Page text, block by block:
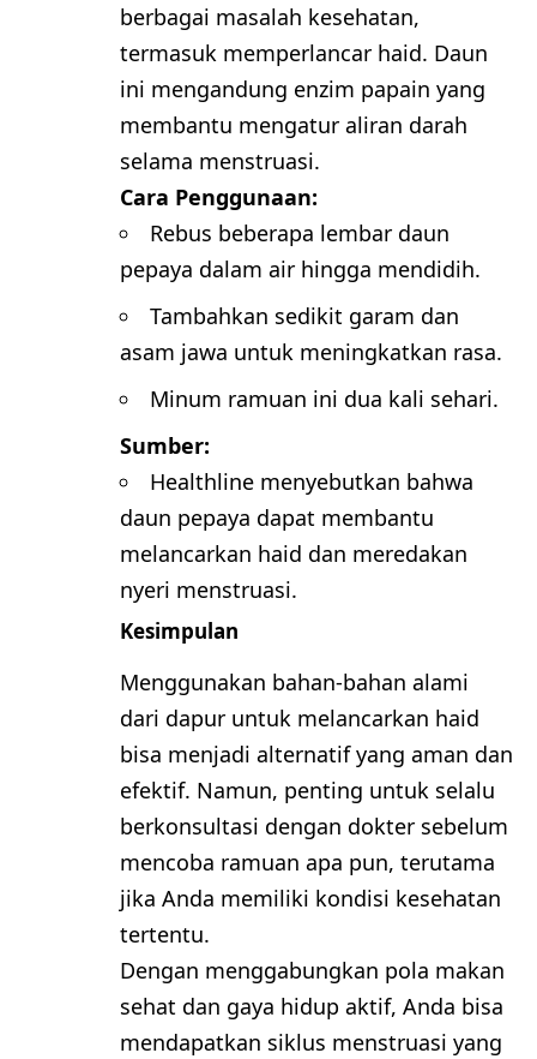
berbagai masalah kesehatan,
termasuk memperlancar haid. Daun
ini mengandung enzim papain yang
membantu mengatur aliran darah
selama menstruasi.
Cara Penggunaan:
Rebus beberapa lembar daun
pepaya dalam air hingga mendidih.
Tambahkan sedikit garam dan
asam jawa untuk meningkatkan rasa.
Minum ramuan ini dua kali sehari.
Sumber:
Healthline menyebutkan bahwa
daun pepaya dapat membantu
melancarkan haid dan meredakan
nyeri menstruasi.
Kesimpulan
Menggunakan bahan-bahan alami
dari dapur untuk melancarkan haid
bisa menjadi alternatif yang aman dan
efektif. Namun, penting untuk selalu
berkonsultasi dengan dokter sebelum
mencoba ramuan apa pun, terutama
jika Anda memiliki kondisi kesehatan
tertentu.
Dengan menggabungkan pola makan
sehat dan gaya hidup aktif, Anda bisa
mendapatkan siklus menstruasi yang